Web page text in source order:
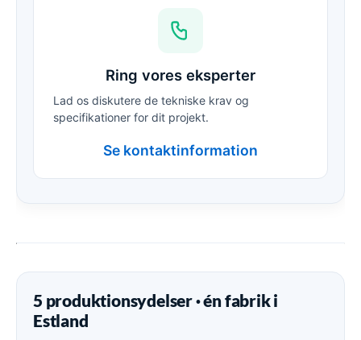
Ring vores eksperter
Lad os diskutere de tekniske krav og
specifikationer for dit projekt.
Se kontaktinformation
5 produktionsydelser · én fabrik i
Estland